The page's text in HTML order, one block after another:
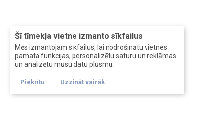
Šī tīmekļa vietne izmanto sīkfailus
Mēs izmantojam sīkfailus, lai nodrošinātu vietnes
pamata funkcijas, personalizētu saturu un reklāmas
un analizētu mūsu datu plūsmu.
Piekrītu Uzzināt vairāk